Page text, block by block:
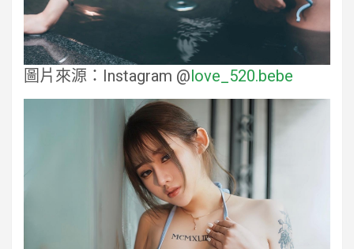
圖片來源：Instagram @love_520.bebe